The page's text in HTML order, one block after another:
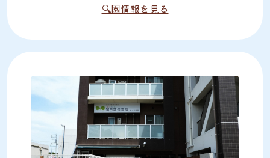
🔍園情報を見る